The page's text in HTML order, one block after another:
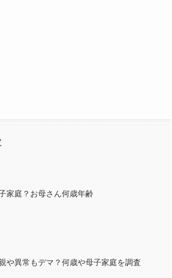
家庭？お母さん何歳年齢
や異常もデマ？何歳や母子家庭を調査